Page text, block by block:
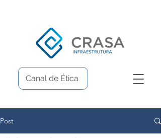
Canal de Ética
Post